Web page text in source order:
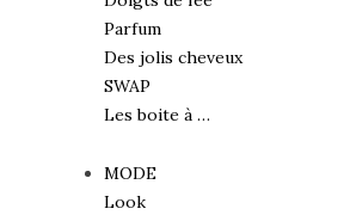
Parfum
Des jolis cheveux
SWAP
Les boite à …
MODE
Look